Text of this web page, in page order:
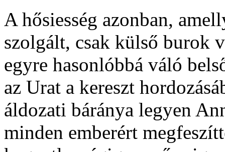
A hősiesség azonban,
szolgált, csak külső burok
egyre hasonlóbbá váló
az Urat a kereszt
áldozati báránya legyen
minden emberért